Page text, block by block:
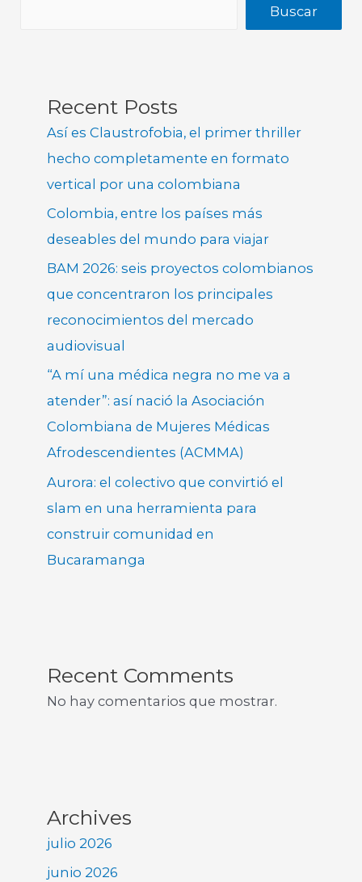
Buscar
Recent Posts
Así es Claustrofobia, el primer thriller
hecho completamente en formato
vertical por una colombiana
Colombia, entre los países más
deseables del mundo para viajar
BAM 2026: seis proyectos colombianos
que concentraron los principales
reconocimientos del mercado
audiovisual
“A mí una médica negra no me va a
atender”: así nació la Asociación
Colombiana de Mujeres Médicas
Afrodescendientes (ACMMA)
Aurora: el colectivo que convirtió el
slam en una herramienta para
construir comunidad en
Bucaramanga
Recent Comments
No hay comentarios que mostrar.
Archives
julio 2026
junio 2026